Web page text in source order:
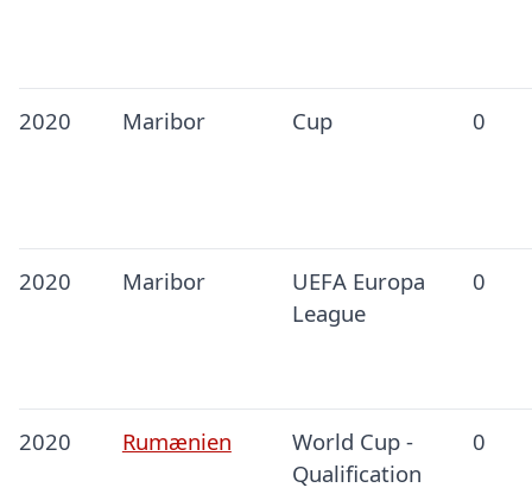
2020 Maribor Cup 0
2020 Maribor
UEFA Europa
League
0
2020 Rumænien
World Cup -
Qualification
0